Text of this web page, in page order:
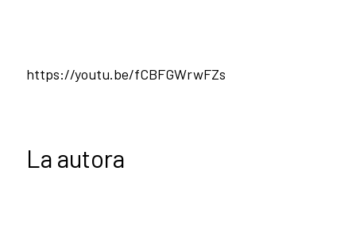
https://youtu.be/fCBFGWrwFZs
La autora